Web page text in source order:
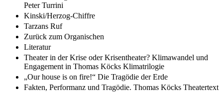
Peter Turrini
Kinski/Herzog-Chiffre
Tarzans Ruf
Zurück zum Organischen
Literatur
Theater in der Krise oder Krisentheater? Klimawandel und
Engagement in Thomas Köcks Klimatrilogie
„Our house is on fire!“ Die Tragödie der Erde
Fakten, Performanz und Tragödie. Thomas Köcks Theatertext